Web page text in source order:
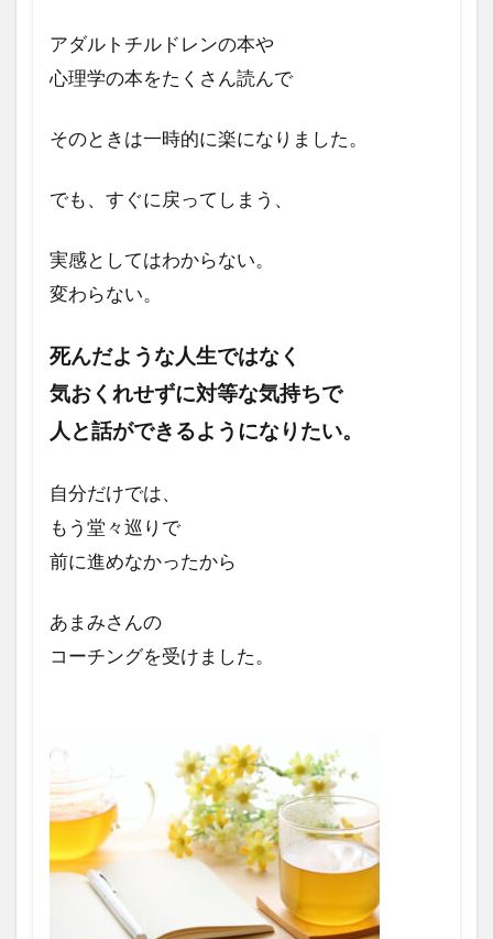
コー
チン
て健
態
よう
に変
化し
た
特に
的だ
こと
はな
か？
アダルトチルドレンの本や
心理学の本をたくさん読んで
そのときは一時的に楽になりました。
でも、すぐに戻ってしまう、
実感としてはわからない。
変わらない。
死んだような人生ではなく
気おくれせずに対等な気持ちで
人と話ができるようになりたい。
自分だけでは、
もう堂々巡りで
前に進めなかったから
あまみさんの
コーチングを受けました。